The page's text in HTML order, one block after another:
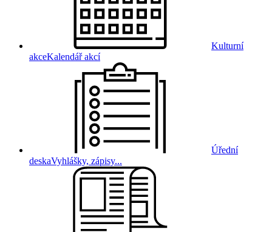
Kulturní
akceKalendář akcí
Úřední
deskaVyhlášky, zápisy...